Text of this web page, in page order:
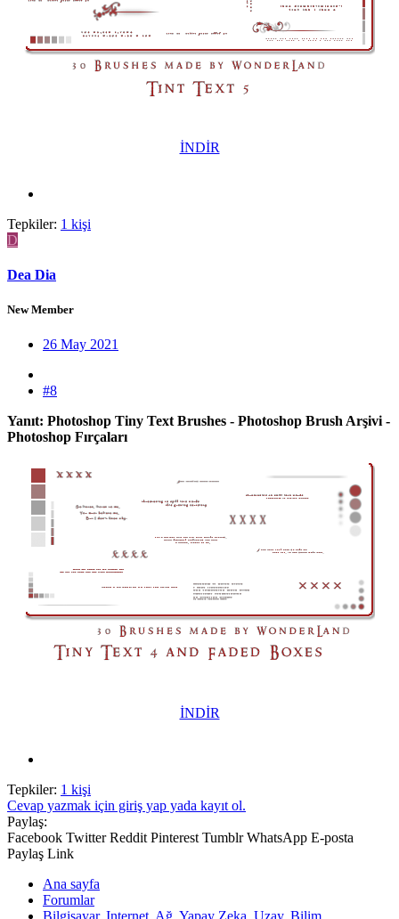
İNDİR
Tepkiler: 1 kişi
D
Dea Dia
New Member
26 May 2021
#8
Yanıt: Photoshop Tiny Text Brushes - Photoshop Brush Arşivi -
Photoshop Fırçaları
İNDİR
Tepkiler: 1 kişi
Cevap yazmak için giriş yap yada kayıt ol.
Paylaş:
Facebook Twitter Reddit Pinterest Tumblr WhatsApp E-posta
Paylaş Link
Ana sayfa
Forumlar